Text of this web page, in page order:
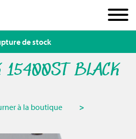
15400ST BLACK
à la boutique >
de stock